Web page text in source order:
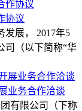
协议
发展， 2017年5
司（以下简称“华
业务合作洽谈
有限公司（下称